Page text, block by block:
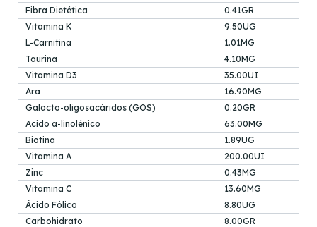
Fibra Dietética
0.41GR
Vitamina K
9.50UG
L-Carnitina
1.01MG
Taurina
4.10MG
Vitamina D3
35.00UI
Ara
16.90MG
Galacto-oligosacáridos (GOS)
0.20GR
Acido a-linolénico
63.00MG
Biotina
1.89UG
Vitamina A
200.00UI
Zinc
0.43MG
Vitamina C
13.60MG
Ácido Fólico
8.80UG
Carbohidrato
8.00GR